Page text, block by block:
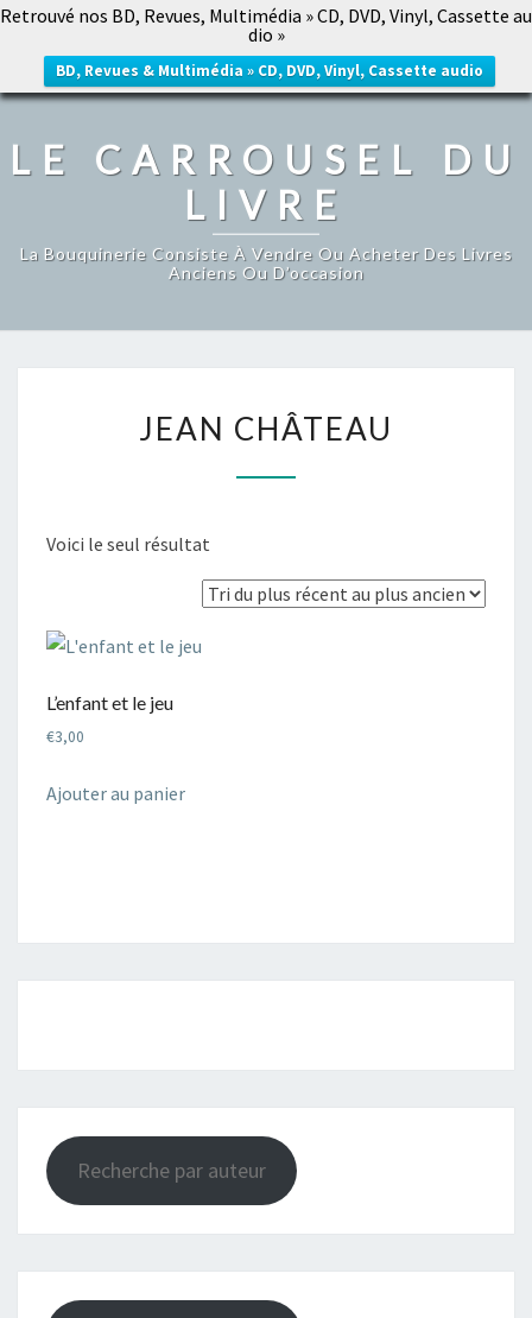
Retrouvé nos BD, Revues, Multimédia » CD, DVD, Vinyl, Cassette au
dio »
BD, Revues & Multimédia » CD, DVD, Vinyl, Cassette audio
LE CARROUSEL DU LIVRE
LE CARROUSEL DU
LIVRE
La Bouquinerie Consiste À Vendre Ou Acheter Des Livres
Anciens Ou D’occasion
CHÂTEAU
JEAN CHÂTEAU
Voici le seul résultat
L’enfant et le jeu
€3,00
Ajouter au panier
Recherche par auteur